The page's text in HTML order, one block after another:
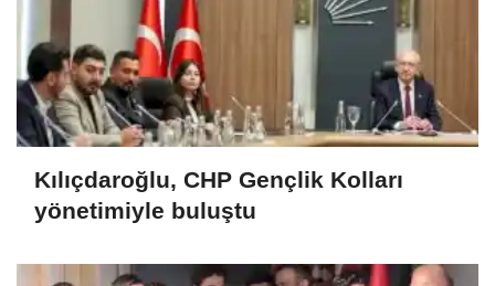
Kılıçdaroğlu, CHP Gençlik Kolları
yönetimiyle buluştu